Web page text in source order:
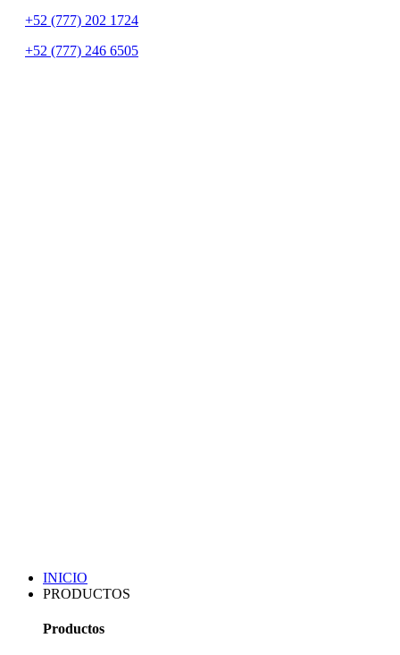
+52 (777) 202 1724
+52 (777) 246 6505
INICIO
PRODUCTOS
Productos